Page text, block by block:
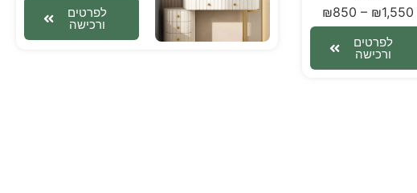
₪850 – ₪1,550
לפרטים
ורכישה
לפרטים
ורכישה